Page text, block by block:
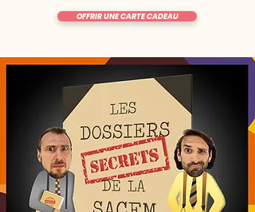
OFFRIR UNE CARTE CADEAU